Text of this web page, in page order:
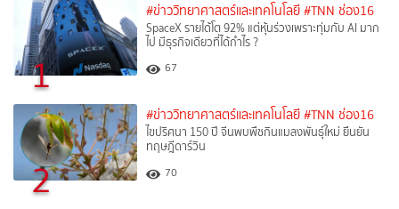
1
#ข่าววิทยาศาสตร์และเทคโนโลยี #TNN ช่อง16
SpaceX รายได้โต 92% แต่หุ้นร่วงเพราะทุ่มกับ AI มาก
ไป มีธุรกิจเดียวที่ได้กำไร ?
67
2
#ข่าววิทยาศาสตร์และเทคโนโลยี #TNN ช่อง16
ไขปริศนา 150 ปี จีนพบพืชกินแมลงพันธุ์ใหม่ ยืนยัน
ทฤษฎีดาร์วิน
70